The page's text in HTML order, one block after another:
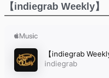
【indiegrab Weekly】